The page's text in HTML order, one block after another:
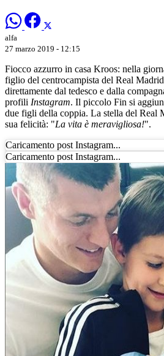
alfa
27 marzo 2019 - 12:15
Fiocco azzurro in casa Kroos: nella
figlio del centrocampista del Real
direttamente dal tedesco e dalla
profili Instagram. Il piccolo Fin si
due figli della coppia. La stella del Real
sua felicità: "La vita è meravigliosa!".
Caricamento post Instagram...
Caricamento post Instagram...